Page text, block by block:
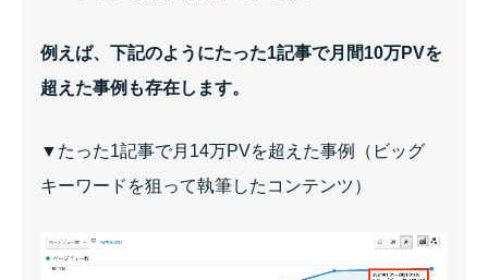
例えば、下記のようにたった1記事で月間10万PVを
超えた事例も存在します。
▼たった1記事で月14万PVを超えた事例（ビッグ
キーワードを狙って執筆したコンテンツ）